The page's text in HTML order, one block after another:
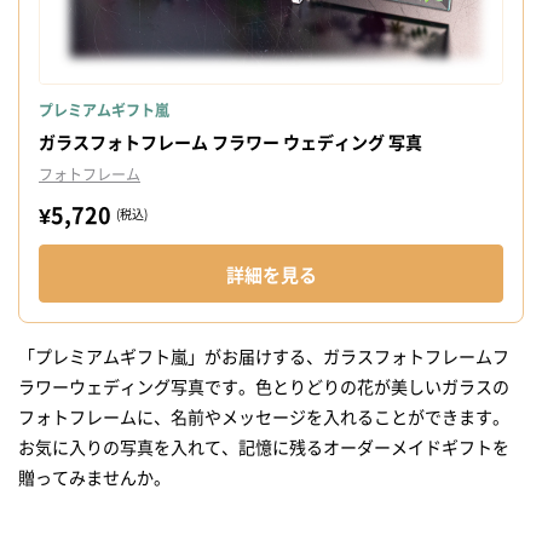
プレミアムギフト嵐
ガラスフォトフレーム フラワー ウェディング 写真
フォトフレーム
¥5,720 (税込)
詳細を見る
「プレミアムギフト嵐」がお届けする、ガラスフォトフレームフ
ラワーウェディング写真です。色とりどりの花が美しいガラスの
フォトフレームに、名前やメッセージを入れることができます。
お気に入りの写真を入れて、記憶に残るオーダーメイドギフトを
贈ってみませんか。